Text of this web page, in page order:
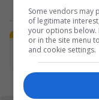
Some vendors may
of legitimate
your options below.
or in the site menu
and cookie settings.